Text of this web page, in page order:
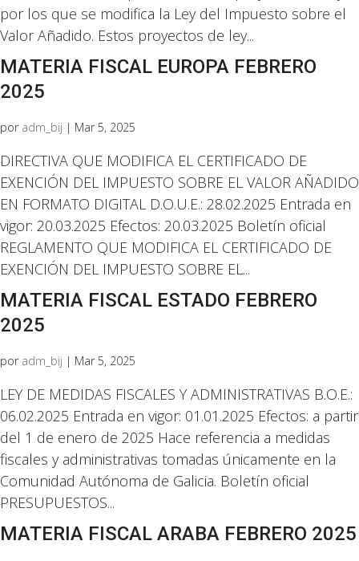
por los que se modifica la Ley del Impuesto sobre el
Valor Añadido. Estos proyectos de ley...
MATERIA FISCAL EUROPA FEBRERO
2025
por adm_bij | Mar 5, 2025
DIRECTIVA QUE MODIFICA EL CERTIFICADO DE
EXENCIÓN DEL IMPUESTO SOBRE EL VALOR AÑADIDO
EN FORMATO DIGITAL D.O.U.E.: 28.02.2025 Entrada en
vigor: 20.03.2025 Efectos: 20.03.2025 Boletín oficial
REGLAMENTO QUE MODIFICA EL CERTIFICADO DE
EXENCIÓN DEL IMPUESTO SOBRE EL...
MATERIA FISCAL ESTADO FEBRERO
2025
por adm_bij | Mar 5, 2025
LEY DE MEDIDAS FISCALES Y ADMINISTRATIVAS B.O.E.:
06.02.2025 Entrada en vigor: 01.01.2025 Efectos: a partir
del 1 de enero de 2025 Hace referencia a medidas
fiscales y administrativas tomadas únicamente en la
Comunidad Autónoma de Galicia. Boletín oficial
PRESUPUESTOS...
MATERIA FISCAL ARABA FEBRERO 2025